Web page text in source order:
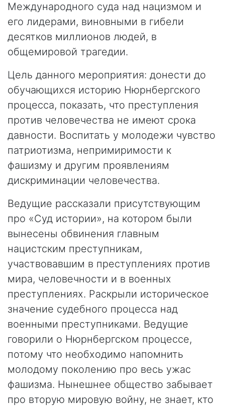
Международного суда над нацизмом и
его лидерами, виновными в гибели
десятков миллионов людей, в
общемировой трагедии.
Цель данного мероприятия: донести до
обучающихся историю Нюрнбергского
процесса, показать, что преступления
против человечества не имеют срока
давности. Воспитать у молодежи чувство
патриотизма, непримиримости к
фашизму и другим проявлениям
дискриминации человечества.
Ведущие рассказали присутствующим
про «Суд истории», на котором были
вынесены обвинения главным
нацистским преступникам,
участвовавшим в преступлениях против
мира, человечности и в военных
преступлениях. Раскрыли историческое
значение судебного процесса над
военными преступниками. Ведущие
говорили о Нюрнбергском процессе,
потому что необходимо напомнить
молодому поколению про весь ужас
фашизма. Нынешнее общество забывает
про вторую мировую войну, не знает, кто